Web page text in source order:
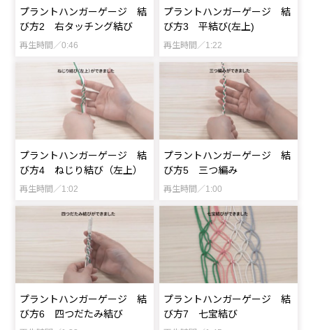
プラントハンガーゲージ 結
び方2 右タッチング結び
再生時間／0:46
プラントハンガーゲージ 結
び方3 平結び(左上)
再生時間／1:22
プラントハンガーゲージ 結
び方4 ねじり結び（左上）
再生時間／1:02
プラントハンガーゲージ 結
び方5 三つ編み
再生時間／1:00
プラントハンガーゲージ 結
び方6 四つだたみ結び
プラントハンガーゲージ 結
び方7 七宝結び